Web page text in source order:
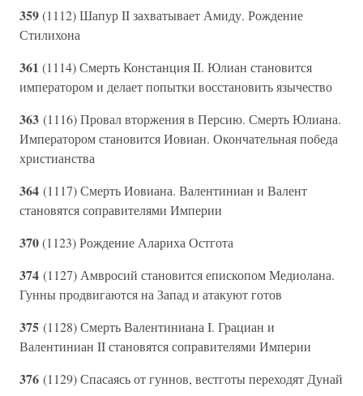
359(1112) Шапур II захватывает Амиду. Рождение
Стилихона
361 (1114) Смерть Констанция II. Юлиан становится
императором и делает попытки восстановить язычество
363 (1116) Провал вторжения в Персию. Смерть Юлиана.
Императором становится Иовиан. Окончательная победа
христианства
364 (1117) Смерть Иовиана. Валентиниан и Валент
становятся соправителями Империи
370(1123) Рождение Алариха Остгота
374 (1127) Амвросий становится епископом Медиолана.
Гунны продвигаются на Запад и атакуют готов
375 (1128) Смерть Валентиниана I. Грациан и
Валентиниан II становятся соправителями Империи
376 (1129) Спасаясь от гуннов, вестготы переходят Дунай